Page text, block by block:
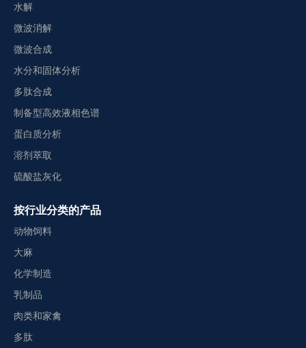
水解
微波消解
微波合成
水分和固体分析
多肽合成
制备型高效液相色谱
蛋白质分析
溶剂萃取
硫酸盐灰化
按行业分类的产品
动物饲料
大麻
化学制造
乳制品
肉类和家禽
多肽